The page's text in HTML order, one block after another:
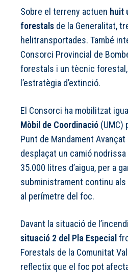
Sobre el terreny actuen huit
forestals de la Generalitat,
helitransportades. També
Consorci Provincial de
forestals i un tècnic
l’estratègia d’extinció.
El Consorci ha mobilitzat
Mòbil de Coordinació (UMC)
Punt de Mandament Avançat
desplaçat un camió
35.000 litres d’aigua, per a
subministrament continu
al perímetre del foc.
Davant la situació de
situació 2 del Pla Especial
Forestals de la Comunitat
reflectix que el foc pot